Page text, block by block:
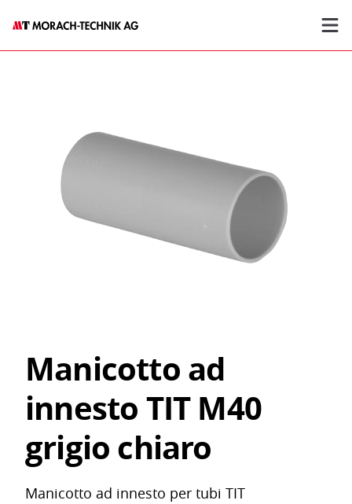
Manicotto ad
innesto TIT M40
grigio chiaro
Manicotto ad innesto per tubi TIT